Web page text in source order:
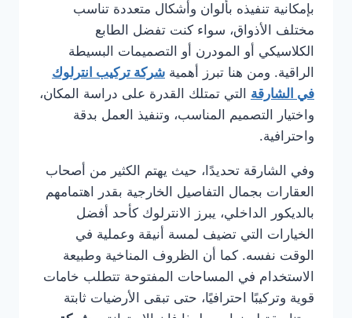
بإمكانية تنفيذه بألوان وأشكال متعددة تناسب
مختلف الأذواق، سواء كنت تفضل الطابع
الكلاسيكي أو المودرن أو التصميمات البسيطة
الراقية. ومن هنا تبرز أهمية شركة تركيب انترلوك
في الشارقة التي تمتلك القدرة على دراسة المكان،
واختيار التصميم المناسب، وتنفيذ العمل بدقة
واحترافية.
وفي الشارقة تحديدًا، حيث يهتم الكثير من أصحاب
العقارات بجمال التفاصيل الخارجية بقدر اهتمامهم
بالديكور الداخلي، يبرز الانترلوك كأحد أفضل
الخيارات التي تضيف لمسة أنيقة وعملية في
الوقت نفسه. كما أن الظروف المناخية وطبيعة
الاستخدام في المساحات المفتوحة تتطلب خامات
قوية وتركيبًا احترافيًا، حتى تبقى الأرضيات ثابتة